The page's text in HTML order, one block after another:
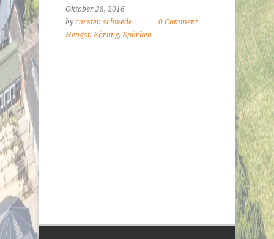
Oktober 28, 2016
by carsten schwede
0 Comment
Hengst, Körung, Spörken